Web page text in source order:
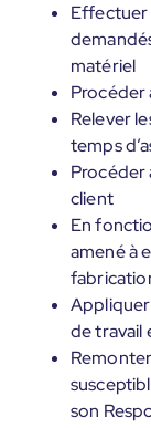
Effectuer
matériel
Procéder
Relever
temps
Procéder
client
En
amené à
Appliquer
de travail
son